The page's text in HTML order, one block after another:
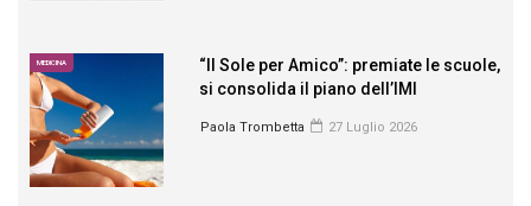
MEDICINA
“Il Sole per Amico”: premiate le scuole,
si consolida il piano dell’IMI
Paola Trombetta 27 Luglio 2026